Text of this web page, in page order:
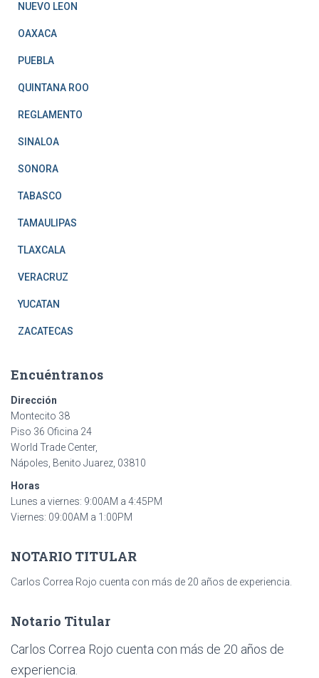
NUEVO LEON
OAXACA
PUEBLA
QUINTANA ROO
REGLAMENTO
SINALOA
SONORA
TABASCO
TAMAULIPAS
TLAXCALA
VERACRUZ
YUCATAN
ZACATECAS
Encuéntranos
Dirección
Montecito 38
Piso 36 Oficina 24
World Trade Center,
Nápoles, Benito Juarez, 03810
Horas
Lunes a viernes: 9:00AM a 4:45PM
Viernes: 09:00AM a 1:00PM
NOTARIO TITULAR
Carlos Correa Rojo cuenta con más de 20 años de experiencia.
Notario Titular
Carlos Correa Rojo cuenta con más de 20 años de
experiencia.